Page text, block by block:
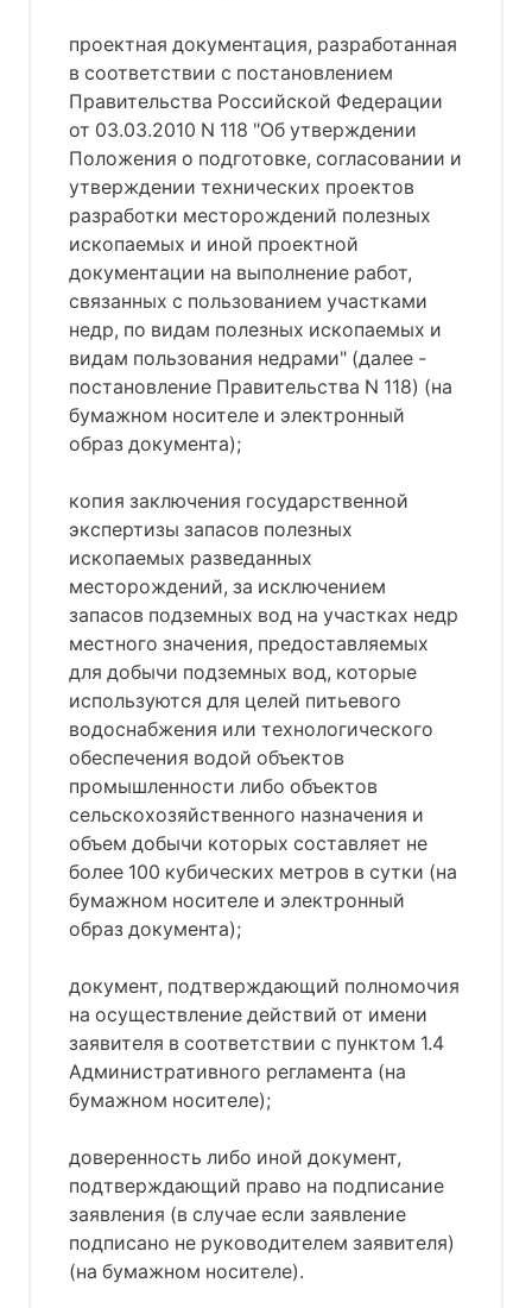
проектная документация, разработанная
в соответствии с постановлением
Правительства Российской Федерации
от 03.03.2010 N 118 "Об утверждении
Положения о подготовке, согласовании и
утверждении технических проектов
разработки месторождений полезных
ископаемых и иной проектной
документации на выполнение работ,
связанных с пользованием участками
недр, по видам полезных ископаемых и
видам пользования недрами" (далее -
постановление Правительства N 118) (на
бумажном носителе и электронный
образ документа);
копия заключения государственной
экспертизы запасов полезных
ископаемых разведанных
месторождений, за исключением
запасов подземных вод на участках недр
местного значения, предоставляемых
для добычи подземных вод, которые
используются для целей питьевого
водоснабжения или технологического
обеспечения водой объектов
промышленности либо объектов
сельскохозяйственного назначения и
объем добычи которых составляет не
более 100 кубических метров в сутки (на
бумажном носителе и электронный
образ документа);
документ, подтверждающий полномочия
на осуществление действий от имени
заявителя в соответствии с пунктом 1.4
Административного регламента (на
бумажном носителе);
доверенность либо иной документ,
подтверждающий право на подписание
заявления (в случае если заявление
подписано не руководителем заявителя)
(на бумажном носителе).